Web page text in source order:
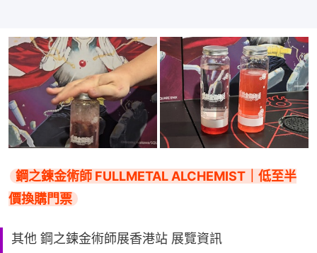
鋼之鍊金術師 FULLMETAL ALCHEMIST｜低至半
價換購門票
其他 鋼之鍊金術師展香港站 展覽資訊